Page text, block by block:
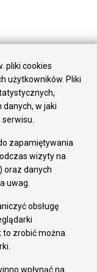
pliki cookies
użytkowników. Pliki
w jaki
zapamiętywania
wizyty na
oraz danych
uwag.
obsługę
to zrobić można
wpłynąć na